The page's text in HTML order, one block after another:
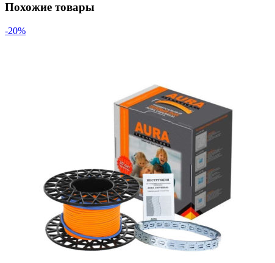
1000
8.0
Похожие товары
-20%